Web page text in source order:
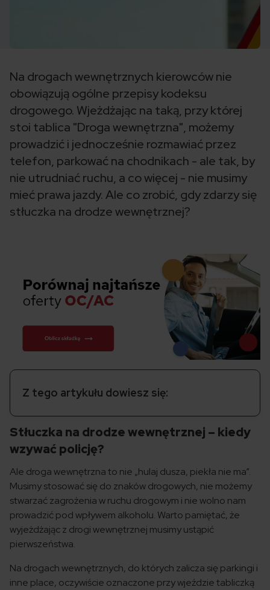
Na drogach wewnętrznych kierowców nie
obowiązują ogólne przepisy kodeksu
drogowego. Wjeżdżając na taką, przy której
stoi tablica "Droga wewnętrzna", możemy
prowadzić i jednocześnie rozmawiać przez
telefon, parkować na chodnikach - ale tak, by
nie utrudniać ruchu, a co więcej - nie musimy
mieć prawa jazdy. Ale co zrobić, gdy zdarzy się
stłuczka na drodze wewnętrznej?
Z tego artykułu dowiesz się:
Stłuczka na drodze wewnętrznej – kiedy
wzywać policję?
Ale droga wewnętrzna to nie „hulaj dusza, piekła nie ma”.
Musimy stosować się do znaków drogowych, nie możemy
stwarzać zagrożenia w ruchu drogowym i nie wolno nam
prowadzić pod wpływem alkoholu. Warto pamiętać, że
wyjeżdżając z drogi wewnętrznej musimy ustąpić
pierwszeństwa.
Na drogach wewnętrznych, do których zalicza się parkingi i
inne place, oczywiście oznaczone przy wjeździe tabliczką